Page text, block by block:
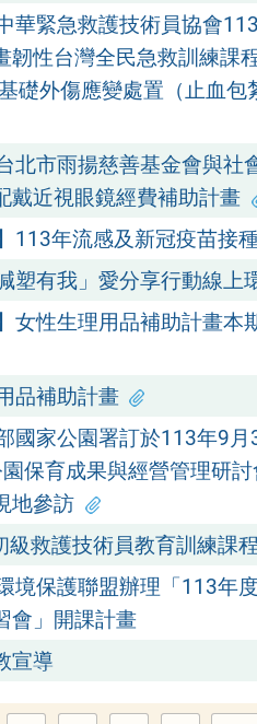
華緊急救護技術員協會
韌性台灣全民急救訓練課
基礎外傷應變處置（止血
北市雨揚慈善基金會與社
戴近視眼鏡經費補助計畫
113年流感及新冠疫苗接
塑有我」愛分享行動線上
女性生理用品補助計畫
品補助計畫
國家公園署訂於113年9
園保育成果與經營管理研
地參訪
級救護技術員教育訓練課程
境保護聯盟辦理「113年
會」開課計畫
宣導